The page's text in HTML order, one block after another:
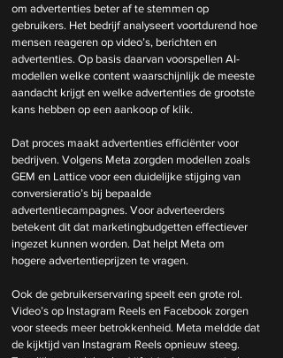
om advertenties beter af te stemmen op
gebruikers. Het bedrijf analyseert voortdurend hoe
mensen reageren op video’s, berichten en
advertenties. Op basis daarvan voorspellen AI-
modellen welke content waarschijnlijk de meeste
aandacht krijgt en welke advertenties de grootste
kans hebben op een aankoop of klik.
Dat proces maakt advertenties efficiënter voor
bedrijven. Volgens Meta zorgden modellen zoals
GEM en Lattice voor een duidelijke stijging van
conversieratio’s bij bepaalde
advertentiecampagnes. Voor adverteerders
betekent dit dat marketingbudgetten effectiever
ingezet kunnen worden. Dat helpt Meta om
hogere advertentieprijzen te vragen.
Ook de gebruikerservaring speelt een grote rol.
Video’s op Instagram Reels en Facebook zorgen
voor steeds meer betrokkenheid. Meta meldde dat
de kijktijd van Instagram Reels opnieuw steeg.